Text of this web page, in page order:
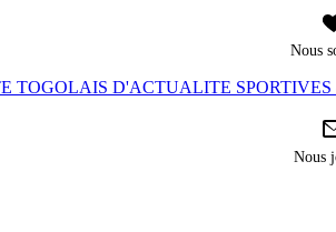
Nous
TOGOLAIS D'ACTUALITE
Nous